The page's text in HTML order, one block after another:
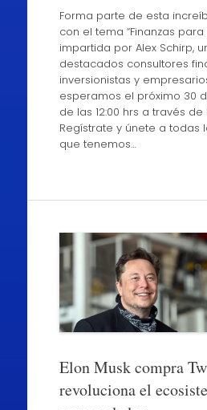
Forma parte de esta
con el tema “Finanzas
impartida por Alex Schirp,
destacados consultores
inversionistas y
esperamos el próximo 30
de las 12:00 hrs a través de
Regístrate y únete a todas
que tenemos…
Elon Musk compra
revoluciona el